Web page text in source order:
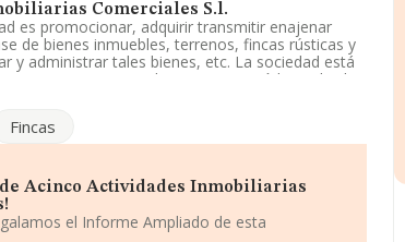
Comerciales S.l.
es promocionar, adquirir transmitir enajenar
de bienes inmuebles, terrenos, fincas rústicas y
y administrar tales bienes, etc. La sociedad está
CNAE corresponde a 6820 con código 'Alquiler
La empresa no tiene actividad en mercados
.
Inmobiliarias Comerciales S.L, con
se encuentra en Avenida Diagonal núm.
Fincas
Acinco Actividades Inmobiliarias
el Informe Ampliado de esta